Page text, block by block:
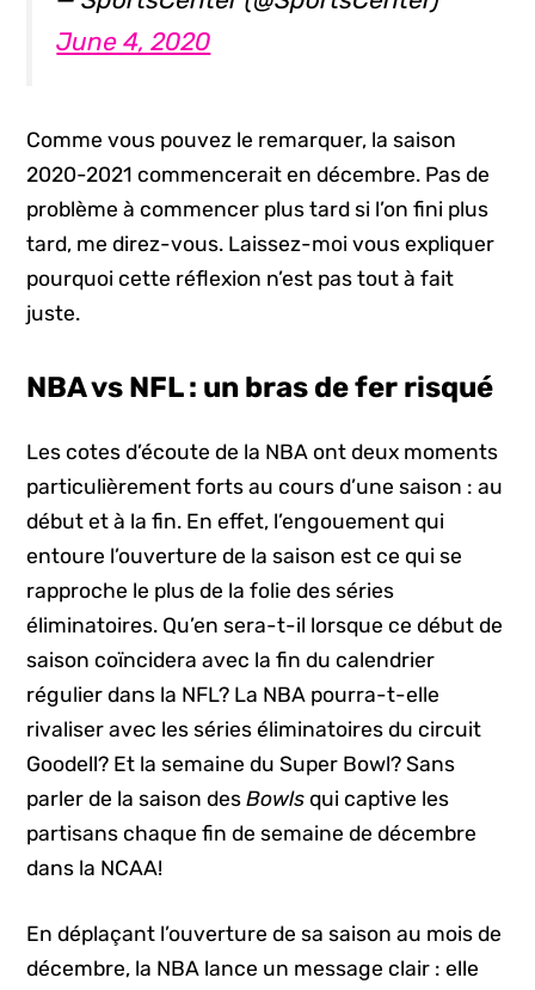
June 4, 2020
Comme vous pouvez le remarquer, la saison
2020-2021 commencerait en décembre. Pas de
problème à commencer plus tard si l’on fini plus
tard, me direz-vous. Laissez-moi vous expliquer
pourquoi cette réflexion n’est pas tout à fait
juste.
NBA vs NFL : un bras de fer risqué
Les cotes d’écoute de la NBA ont deux moments
particulièrement forts au cours d’une saison : au
début et à la fin. En effet, l’engouement qui
entoure l’ouverture de la saison est ce qui se
rapproche le plus de la folie des séries
éliminatoires. Qu’en sera-t-il lorsque ce début de
saison coïncidera avec la fin du calendrier
régulier dans la NFL? La NBA pourra-t-elle
rivaliser avec les séries éliminatoires du circuit
Goodell? Et la semaine du Super Bowl? Sans
parler de la saison desBowlsqui captive les
partisans chaque fin de semaine de décembre
dans la NCAA!
En déplaçant l’ouverture de sa saison au mois de
décembre, la NBA lance un message clair : elle